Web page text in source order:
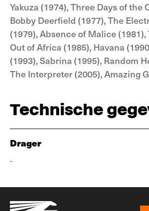
Yakuza (1974), Three Days of the
Bobby Deerfield (1977), The
(1979), Absence of Malice (1981),
Out of Africa (1985), Havana
(1993), Sabrina (1995), Random
The Interpreter (2005), Amazing
Technische
Drager
-